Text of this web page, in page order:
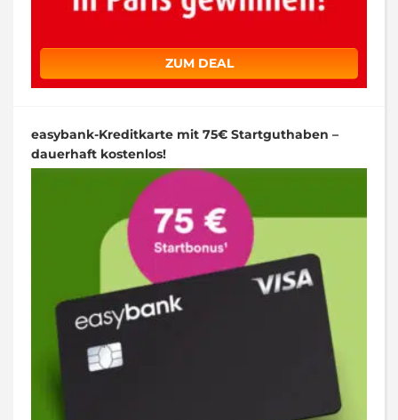
ZUM DEAL
easybank-Kreditkarte mit 75€ Startguthaben –
dauerhaft kostenlos!